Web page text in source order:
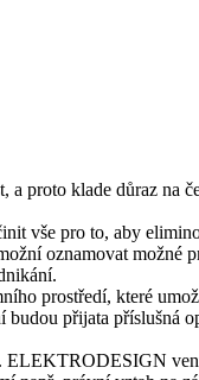
proto klade důraz na
vše pro to, aby
oznamovat
prostředí, které
přijata příslušná
ELEKTRODESIGN